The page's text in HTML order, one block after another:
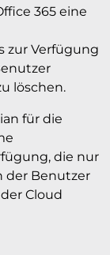
365 eine
zur Verfügung
löschen.
für die
die nur
der Benutzer
Cloud